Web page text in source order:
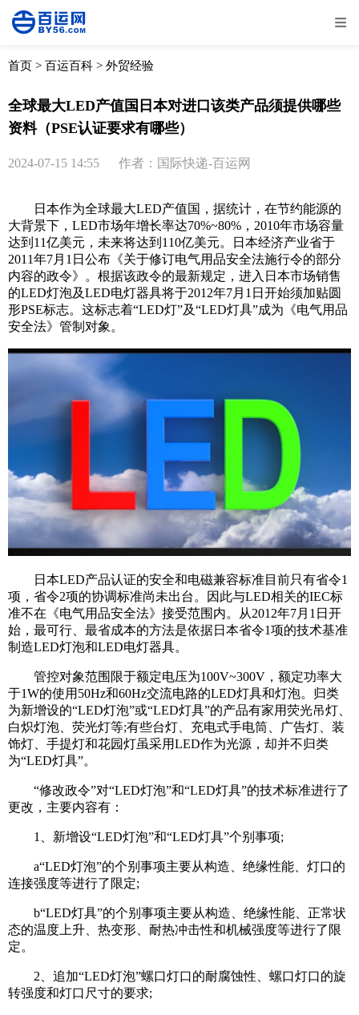
全部 物流资讯
取消
首页 > 百运百科 > 外贸经验
全球最大LED产值国日本对进口该类产品须提供哪些
资料（PSE认证要求有哪些）
2024-07-15 14:55 作者：国际快递-百运网
日本作为全球最大LED产值国，据统计，在节约能源的
大背景下，LED市场年增长率达70%~80%，2010年市场容量
达到11亿美元，未来将达到110亿美元。日本经济产业省于
2011年7月1日公布《关于修订电气用品安全法施行令的部分
内容的政令》。根据该政令的最新规定，进入日本市场销售
的LED灯泡及LED电灯器具将于2012年7月1日开始须加贴圆
形PSE标志。这标志着“LED灯”及“LED灯具”成为《电气用品
安全法》管制对象。
日本LED产品认证的安全和电磁兼容标准目前只有省令1
项，省令2项的协调标准尚未出台。因此与LED相关的IEC标
准不在《电气用品安全法》接受范围内。从2012年7月1日开
始，最可行、最省成本的方法是依据日本省令1项的技术基准
制造LED灯泡和LED电灯器具。
管控对象范围限于额定电压为100V~300V，额定功率大
于1W的使用50Hz和60Hz交流电路的LED灯具和灯泡。归类
为新增设的“LED灯泡”或“LED灯具”的产品有家用荧光吊灯、
白炽灯泡、荧光灯等;有些台灯、充电式手电筒、广告灯、装
饰灯、手提灯和花园灯虽采用LED作为光源，却并不归类
为“LED灯具”。
“修改政令”对“LED灯泡”和“LED灯具”的技术标准进行了
更改，主要内容有：
1、新增设“LED灯泡”和“LED灯具”个别事项;
a“LED灯泡”的个别事项主要从构造、绝缘性能、灯口的
连接强度等进行了限定;
b“LED灯具”的个别事项主要从构造、绝缘性能、正常状
态的温度上升、热变形、耐热冲击性和机械强度等进行了限
定。
2、追加“LED灯泡”螺口灯口的耐腐蚀性、螺口灯口的旋
转强度和灯口尺寸的要求;